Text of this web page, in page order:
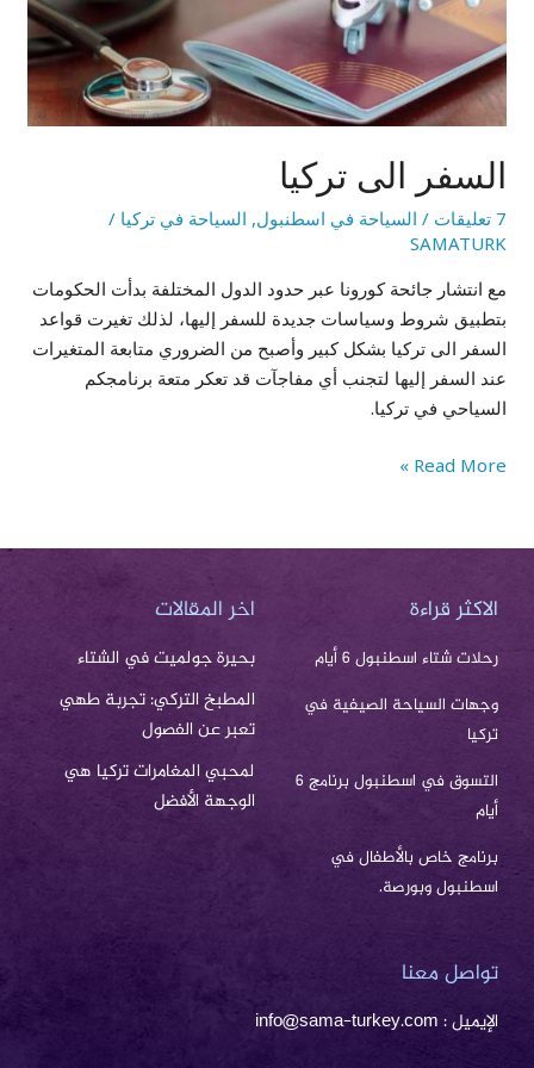
السفر الى تركيا
7 تعليقات / السياحة في اسطنبول, السياحة في تركيا /
SAMATURK
مع انتشار جائحة كورونا عبر حدود الدول المختلفة بدأت الحكومات
بتطبيق شروط وسياسات جديدة للسفر إليها، لذلك تغيرت قواعد
السفر الى تركيا بشكل كبير وأصبح من الضروري متابعة المتغيرات
عند السفر إليها لتجنب أي مفاجآت قد تعكر متعة برنامجكم
السياحي في تركيا.
Read More »
الاكثر قراءة
رحلات شتاء اسطنبول 6 أيام
وجهات السياحة الصيفية في
تركيا
التسوق في اسطنبول برنامج 6
أيام
برنامج خاص بالأطفال في
اسطنبول وبورصة.
اخر المقالات
بحيرة جولميت في الشتاء
المطبخ التركي: تجربة طهي
تعبر عن الفصول
لمحبي المغامرات تركيا هي
الوجهة الأفضل
تواصل معنا
الإيميل : info@sama-turkey.com